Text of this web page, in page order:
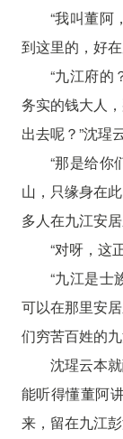
“我叫董阿
到这里的，好
“九江府的
务实的钱大人
出去呢？”沈瑆
“那是给你
山，只缘身在
多人在九江安
“对呀，这
“九江是士
可以在那里安
们穷苦百姓的
沈瑆云本
能听得懂董阿
来，留在九江